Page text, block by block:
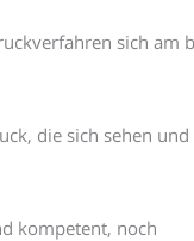
sich am
die sich sehen
kompetent, noch